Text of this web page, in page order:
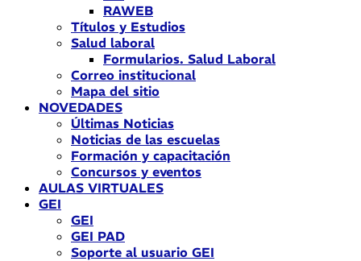
RAWEB
Títulos y Estudios
Salud laboral
Formularios. Salud Laboral
Correo institucional
Mapa del sitio
NOVEDADES
Últimas Noticias
Noticias de las escuelas
Formación y capacitación
Concursos y eventos
AULAS VIRTUALES
GEI
GEI
GEI PAD
Soporte al usuario GEI